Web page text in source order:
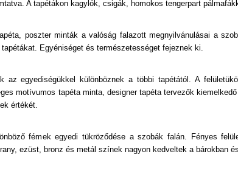
A tapétákon kagylók, csigák, homokos tengerpart
poszter minták a valóság falazott megnyilvánulásai a
Egyéniséget és természetességet fejeznek ki.
az egyediségükkel különböznek a többi tapétától. A
motívumos tapéta minta, designer tapéta tervezők
értékét.
fémek egyedi tükröződése a szobák falán. Fényes
ezüst, bronz és metál színek nagyon kedveltek a bárokban